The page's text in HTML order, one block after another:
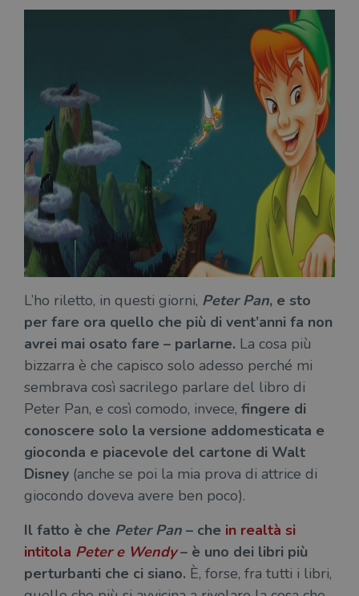
L’ho riletto, in questi giorni, Peter Pan, e sto
per fare ora quello che più di vent’anni fa non
avrei mai osato fare – parlarne. La cosa più
bizzarra è che capisco solo adesso perché mi
sembrava così sacrilego parlare del libro di
Peter Pan, e così comodo, invece, fingere di
conoscere solo la versione addomesticata e
gioconda e piacevole del cartone di Walt
Disney (anche se poi la mia prova di attrice di
giocondo doveva avere ben poco).
Il fatto è che Peter Pan – che in realtà si
intitola Peter e Wendy– è uno dei libri più
perturbanti che ci siano. È, forse, fra tutti i libri,